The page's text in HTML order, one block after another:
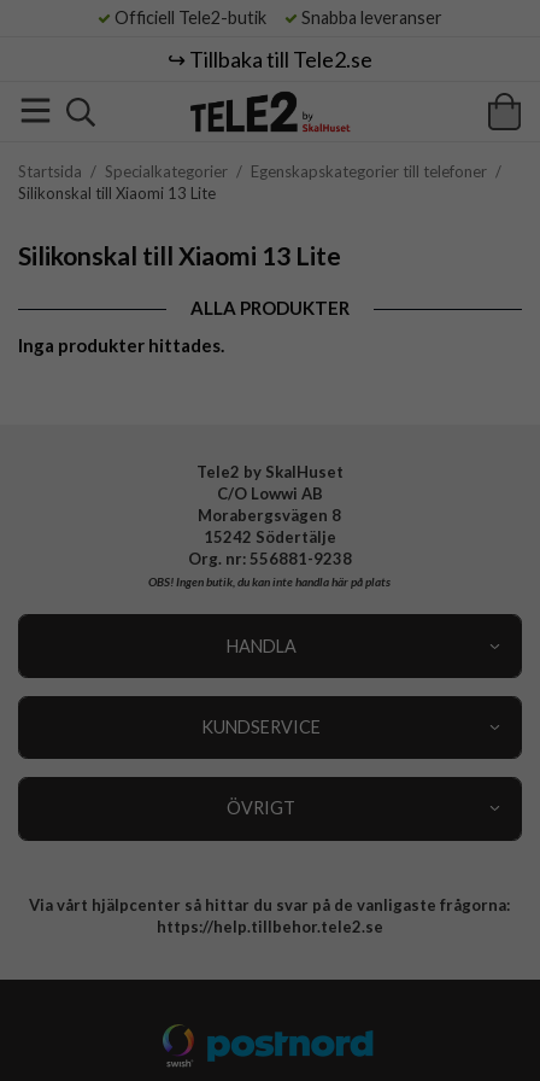
Officiell Tele2-butik Snabba leveranser
↪️ Tillbaka till Tele2.se
Startsida / Specialkategorier / Egenskapskategorier till telefoner /
Silikonskal till Xiaomi 13 Lite
Silikonskal till Xiaomi 13 Lite
ALLA PRODUKTER
Inga produkter hittades.
Tele2 by SkalHuset
C/O Lowwi AB
Morabergsvägen 8
15242 Södertälje
Org. nr: 556881-9238
OBS!Ingen butik, du kan inte handla här på plats
HANDLA
KUNDSERVICE
ÖVRIGT
Integritetspolicy
Via vårt hjälpcenter så hittar du svar på de vanligaste frågorna:
https://help.tillbehor.tele2.se